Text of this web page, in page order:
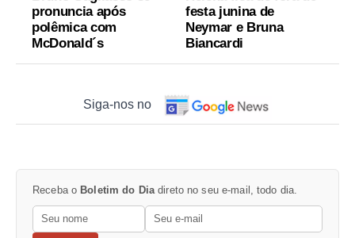
pronuncia após
polêmica com
McDonald´s
festa junina de
Neymar e Bruna
Biancardi
Siga-nos no
Receba o Boletim do Diadireto no seu e-mail, todo dia.